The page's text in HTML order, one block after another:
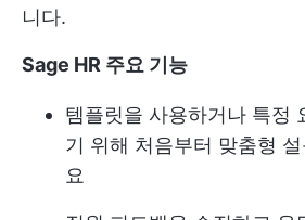
니다.
Sage HR 주요 기능
템플릿을 사용하거나 특정
기 위해 처음부터 맞춤형
요